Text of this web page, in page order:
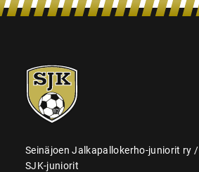
SJK-
juniorit
Seinäjoen Jalkapallokerho-juniorit ry /
SJK-juniorit